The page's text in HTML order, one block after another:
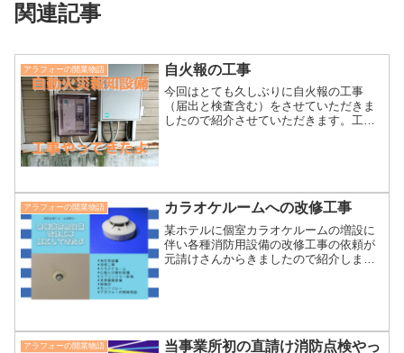
関連記事
アラフォーの開業物語 自火報の工事
今回はとても久しぶりに自火報の工事
（届出と検査含む）をさせていただきま
したので紹介させていただきます。工事
アラフォーの開業物語 カラオケルームへの改修工事
某ホテルに個室カラオケルームの増設に
伴い各種消防用設備の改修工事の依頼が
元請けさんからきましたので紹介しま
アラフォーの開業物語
当事業所初の直請け消防点検やっ